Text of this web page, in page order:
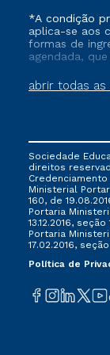
abrir todas as
*A condição
aplica-se aos
formas de
agendada,
que ainda não
cancelado ou
FIES, Prouni e
não se
ofertada pela
Sociedade
direitos
Ministerial
160, de
Portaria
13.12.2016,
Portaria
17.02.2016, seção
Política de